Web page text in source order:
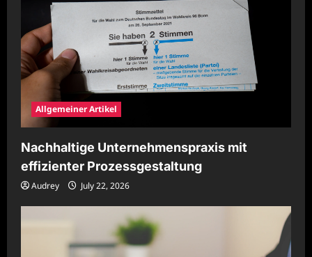
Allgemeiner Artikel
Nachhaltige Unternehmenspraxis mit
effizienter Prozessgestaltung
Audrey July 22, 2026